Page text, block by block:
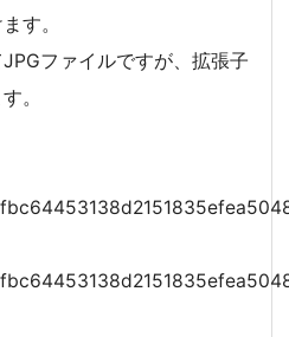
す。
ファイルですが、拡張子
。